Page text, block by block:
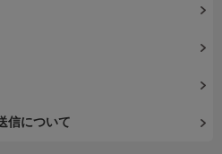
信について